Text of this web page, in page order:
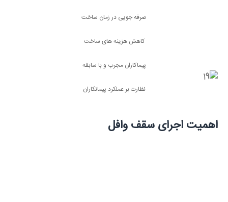
صرفه جویی در زمان ساخت
کاهش هزینه های ساخت
پیماکاران مجرب و با سابقه
نظارت بر عملکرد پیمانکاران
اهمیت اجرای سقف وافل